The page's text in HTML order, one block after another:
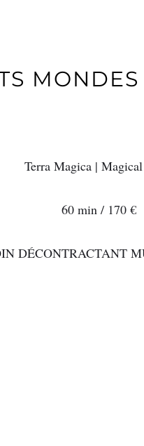
Terra Magica |
60 min / 170 €
DÉCONTRACTANT